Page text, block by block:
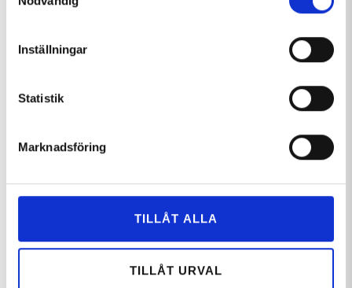
Inställningar
Statistik
Marknadsföring
TILLÅT ALLA
TILLÅT URVAL
50% PÅ LIFTKORT NÄR DU BOKAR
Nu erbjuder vi dig som anställd på ASPIA möjligheten att
boka boende med 50% rabatt på liftkort. Erbjudandet
BOKA KORTVECKA (SÖN-TOR)